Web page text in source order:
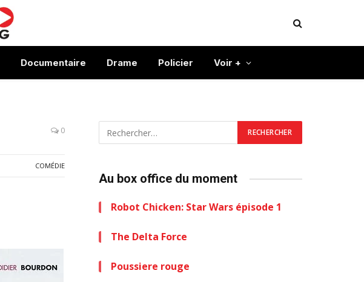
Documentaire Drame Policier Voir +
0
COMÉDIE
Au box office du moment
Robot Chicken: Star Wars épisode 1
The Delta Force
Poussiere rouge